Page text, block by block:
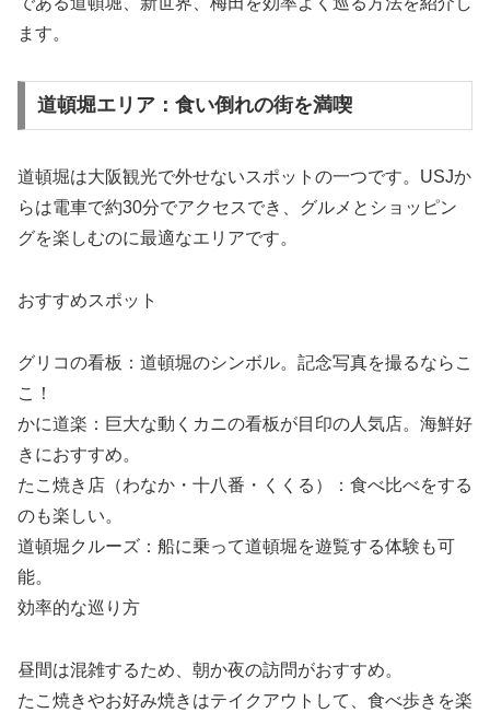
ます。
道頓堀エリア：食い倒れの街を満喫
道頓堀は大阪観光で外せないスポットの一つです。USJか
らは電車で約30分でアクセスでき、グルメとショッピン
グを楽しむのに最適なエリアです。
おすすめスポット
グリコの看板：道頓堀のシンボル。記念写真を撮るならこ
こ！
かに道楽：巨大な動くカニの看板が目印の人気店。海鮮好
きにおすすめ。
たこ焼き店（わなか・十八番・くくる）：食べ比べをする
のも楽しい。
道頓堀クルーズ：船に乗って道頓堀を遊覧する体験も可
能。
効率的な巡り方
昼間は混雑するため、朝か夜の訪問がおすすめ。
たこ焼きやお好み焼きはテイクアウトして、食べ歩きを楽